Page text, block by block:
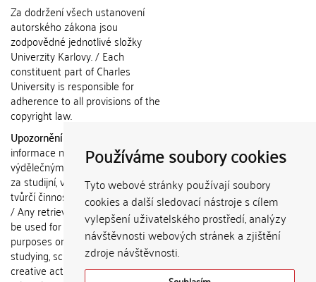
Používáme soubory cookies
Tyto webové stránky používají soubory
cookies a další sledovací nástroje s cílem
vylepšení uživatelského prostředí, analýzy
návštěvnosti webových stránek a zjištění
zdroje návštěvnosti.
Za dodržení všech ustanovení
autorského zákona jsou
zodpovědné jednotlivé složky
Univerzity Karlovy. / Each
constituent part of Charles
University is responsible for
adherence to all provisions of the
copyright law.
Upozornění / Notice:
informace nemohou být použity k
výdělečným účelům nebo vydávány
za studijní, vědeckou nebo jinou
tvůrčí činnost jiné osoby než autora.
/ Any retrieved information shall not
be used for any commercial
purposes or claimed as results of
studying, scientific or any other
creative activities of any person